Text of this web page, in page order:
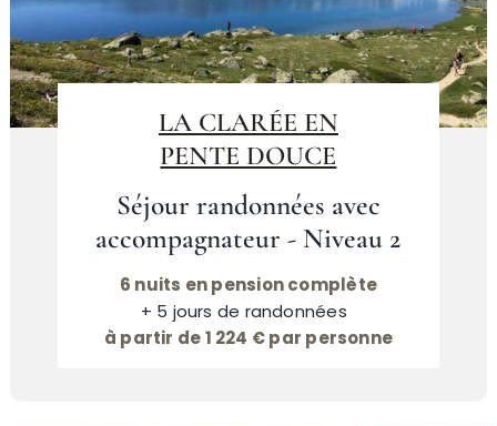
LA CLARÉE EN
PENTE DOUCE
Séjour randonnées avec
accompagnateur - Niveau 2
6 nuits en pension complète
+ 5 jours de randonnées
à partir de 1 224 € par personne